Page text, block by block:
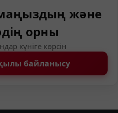
және
орны
күніге көрсін
байланысу